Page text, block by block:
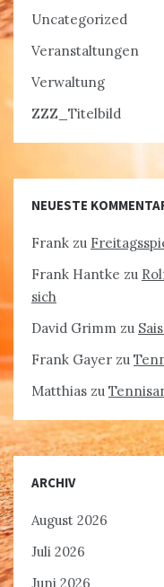
Uncategorized
Veranstaltungen
Verwaltung
ZZZ_Titelbild
NEUESTE
Frank zu
Frank Hantke zu
sich
David Grimm zu
Frank Gayer zu
Matthias zu
ARCHIV
August 2026
Juli 2026
Juni 2026